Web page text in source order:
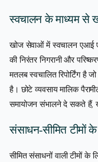
स्वचालन के माध्यम से
खोज सेवाओं में स्वचालन एआई
की निरंतर निगरानी और
मतलब स्वचालित रिपोर्टिंग है
है। छोटे व्यवसाय मालिक
समायोजन संभालने दे सकते हैं,
संसाधन-सीमित टीमों
सीमित संसाधनों वाली टीमों